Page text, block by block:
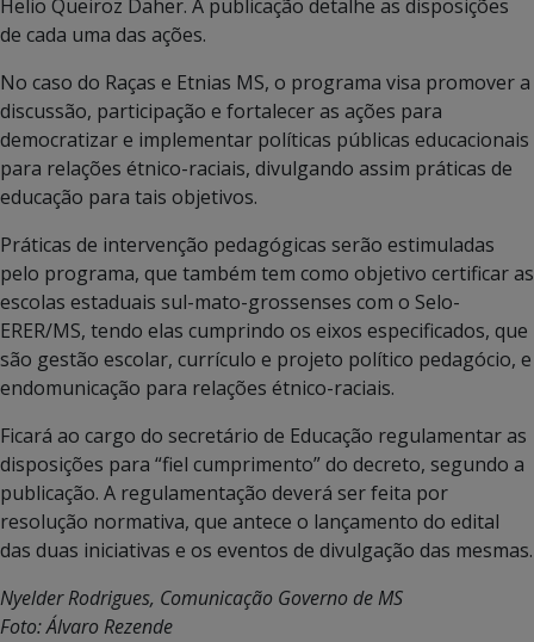
Helio Queiroz Daher. A publicação detalhe as disposições
de cada uma das ações.
No caso do Raças e Etnias MS, o programa visa promover a
discussão, participação e fortalecer as ações para
democratizar e implementar políticas públicas educacionais
para relações étnico-raciais, divulgando assim práticas de
educação para tais objetivos.
Práticas de intervenção pedagógicas serão estimuladas
pelo programa, que também tem como objetivo certificar as
escolas estaduais sul-mato-grossenses com o Selo-
ERER/MS, tendo elas cumprindo os eixos especificados, que
são gestão escolar, currículo e projeto político pedagócio, e
endomunicação para relações étnico-raciais.
Ficará ao cargo do secretário de Educação regulamentar as
disposições para “fiel cumprimento” do decreto, segundo a
publicação. A regulamentação deverá ser feita por
resolução normativa, que antece o lançamento do edital
das duas iniciativas e os eventos de divulgação das mesmas.
Nyelder Rodrigues, Comunicação Governo de MS
Foto: Álvaro Rezende